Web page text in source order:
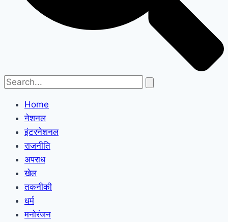
Home
नेशनल
इंटरनेशनल
राजनीति
अपराध
खेल
तकनीकी
धर्म
मनोरंजन